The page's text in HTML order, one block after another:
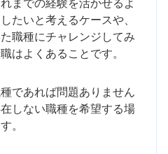
までの経験を活かせるよ
たいと考えるケースや、
職種にチャレンジしてみ
はよくあることです。
であれば問題ありません
しない職種を希望する場
。